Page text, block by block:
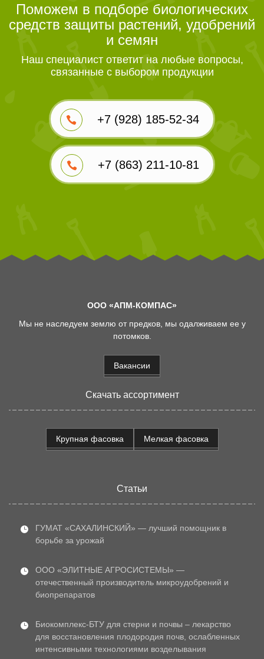
Поможем в подборе биологических
средств защиты растений, удобрений
и семян
Наш специалист ответит на любые вопросы,
связанные с выбором продукции
+7 (928) 185-52-34
+7 (863) 211-10-81
ООО «АПМ-КОМПАС»
Мы не наследуем землю от предков, мы одалживаем ее у
потомков.
Вакансии
Скачать ассортимент
Крупная фасовка Мелкая фасовка
Статьи
ГУМАТ «САХАЛИНСКИЙ» — лучший помощник в
борьбе за урожай
ООО «ЭЛИТНЫЕ АГРОСИСТЕМЫ» —
отечественный производитель микроудобрений и
биопрепаратов
Биокомплекс-БТУ для стерни и почвы – лекарство
для восстановления плодородия почв, ослабленных
интенсивными технологиями возделывания